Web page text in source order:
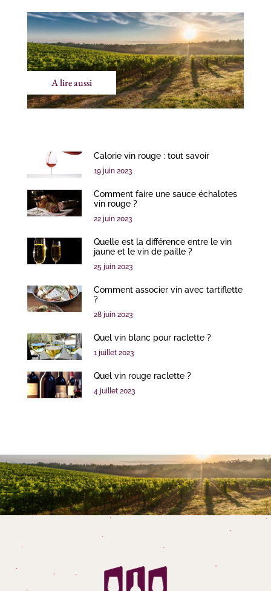
A lire aussi
Calorie vin rouge : tout savoir
19 juin 2023
Comment faire une sauce échalotes
vin rouge ?
22 juin 2023
Quelle est la différence entre le vin
jaune et le vin de paille ?
25 juin 2023
Comment associer vin avec tartiflette
?
28 juin 2023
Quel vin blanc pour raclette ?
1 juillet 2023
Quel vin rouge raclette ?
4 juillet 2023